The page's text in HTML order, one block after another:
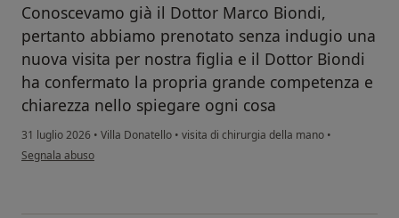
Conoscevamo già il Dottor Marco Biondi,
pertanto abbiamo prenotato senza indugio una
nuova visita per nostra figlia e il Dottor Biondi
ha confermato la propria grande competenza e
chiarezza nello spiegare ogni cosa
31 luglio 2026 • Villa Donatello • visita di chirurgia della mano •
secondo l'opinione dell'utente Giorgio
Segnala abuso